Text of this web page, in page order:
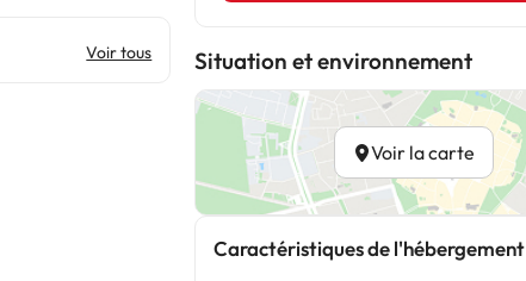
Voir tous Situation et environnement
Voir la carte
Caractéristiques de l'hébergement